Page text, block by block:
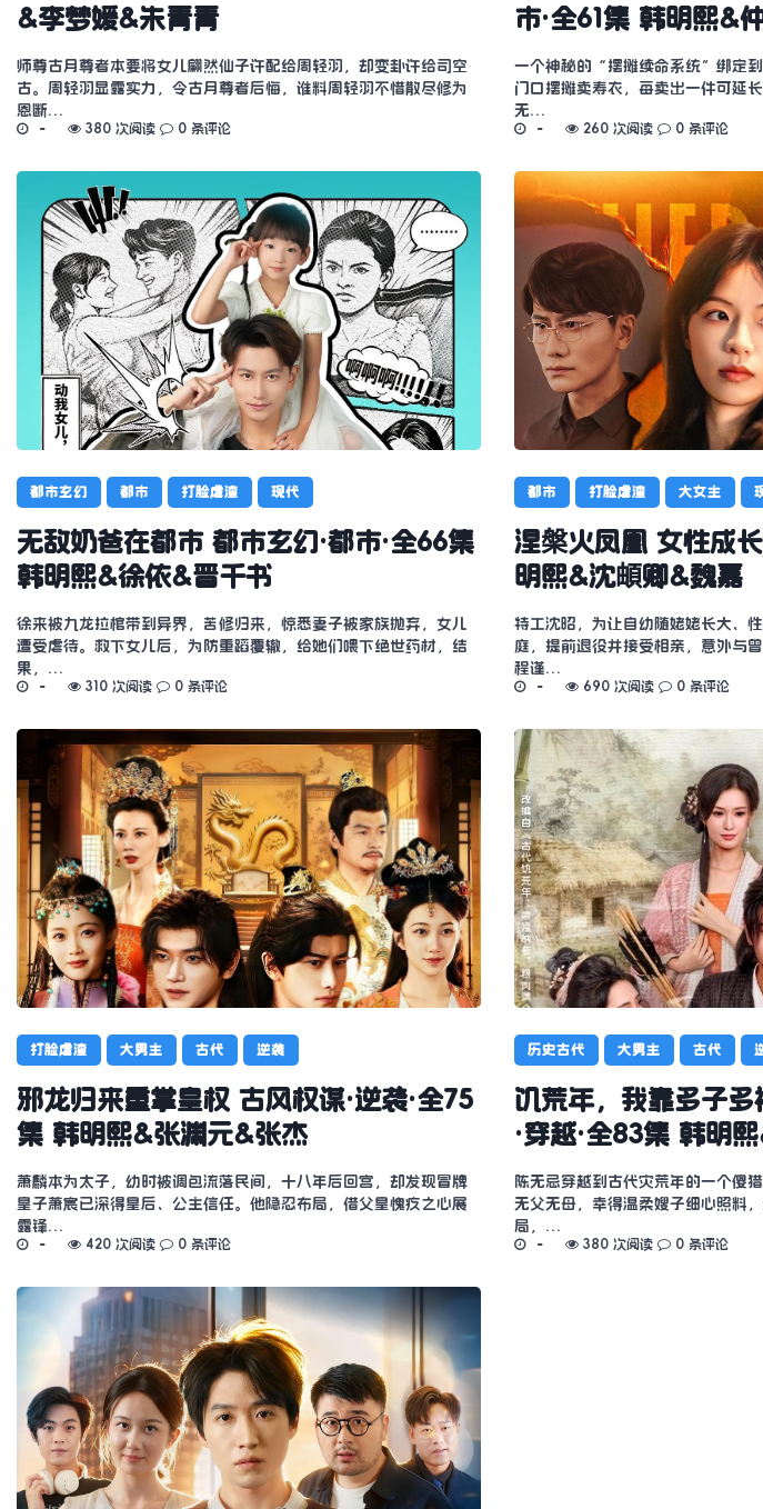
&李梦媛&朱青青
师尊古月尊者本要将女儿翩然仙子许配给周轻羽，却变卦许给司空
古。周轻羽显露实力，令古月尊者后悔，谁料周轻羽不惜散尽修为
恩断…
380 次阅读 0 条评论
市·全61集 韩明熙&
一个神秘的“摆摊续命系统”绑定
门口摆摊卖寿衣，每卖出一件可延
无…
260 次阅读 0 条评论
都市玄幻 都市 打脸虐渣 现代
无敌奶爸在都市 都市玄幻·都市·全66集
韩明熙&徐依&晋千书
徐来被九龙拉棺带到异界，苦修归来，惊悉妻子被家族抛弃，女儿
遭受虐待。救下女儿后，为防重蹈覆辙，给她们喂下绝世药材，结
果，…
310 次阅读 0 条评论
都市 打脸虐渣 大女主
涅槃火凤凰 女性成
明熙&沈頔卿&魏嘉
特工沈昭，为让自幼随姥姥长大、
庭，提前退役并接受相亲，意外与
程谨…
690 次阅读 0 条评论
打脸虐渣 大男主 古代 逆袭
邪龙归来重掌皇权 古风权谋·逆袭·全75
集 韩明熙&张渊元&张杰
萧麟本为太子，幼时被调包流落民间，十八年后回宫，却发现冒牌
皇子萧宸已深得皇后、公主信任。他隐忍布局，借父皇愧疚之心展
露锋…
420 次阅读 0 条评论
历史古代 大男主 古代
饥荒年，我靠多子
·穿越·全83集 韩明
陈无忌穿越到古代灾荒年的一个傻
无父无母，幸得温柔嫂子细心照料
局，…
380 次阅读 0 条评论